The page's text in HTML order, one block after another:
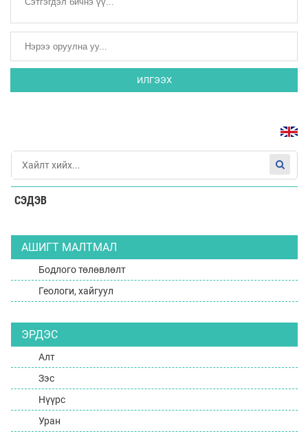
ИЛГЭЭХ
СЭДЭВ
АШИГТ МАЛТМАЛ
Бодлого төлөвлөлт
Геологи, хайгуул
ЭРДЭС
Алт
Зэс
Нүүрс
Уран